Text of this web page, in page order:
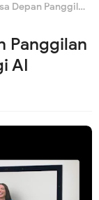
dengan Teknologi AI Pertama di Dunia
Panggilan
AI